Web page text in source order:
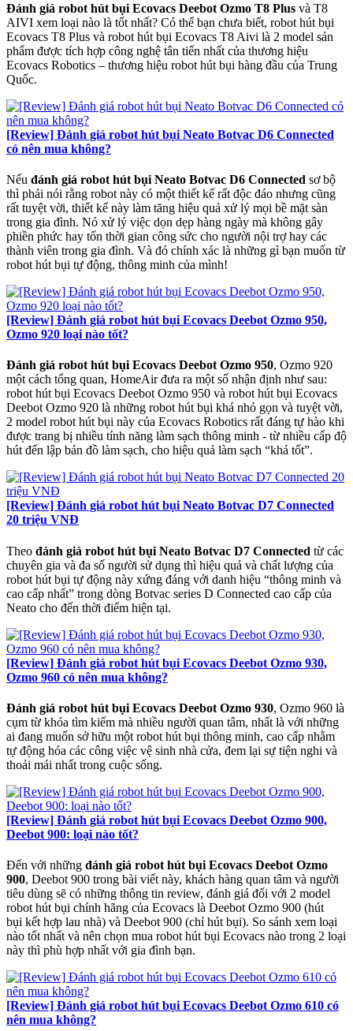
Đánh giá robot hút bụi Ecovacs Deebot Ozmo T8 Plus và T8
AIVI xem loại nào là tốt nhất? Có thể bạn chưa biết, robot hút bụi
Ecovacs T8 Plus và robot hút bụi Ecovacs T8 Aivi là 2 model sản
phẩm được tích hợp công nghệ tân tiến nhất của thương hiệu
Ecovacs Robotics – thương hiệu robot hút bụi hàng đầu của Trung
Quốc.
[Review] Đánh giá robot hút bụi Neato Botvac D6 Connected
có nên mua không?
Nếu đánh giá robot hút bụi Neato Botvac D6 Connected sơ bộ
thì phải nói rằng robot này có một thiết kế rất độc đáo nhưng cũng
rất tuyệt vời, thiết kế này làm tăng hiệu quả xử lý mọi bề mặt sàn
trong gia đình. Nó xử lý việc dọn dẹp hàng ngày mà không gây
phiền phức hay tốn thời gian công sức cho người nội trợ hay các
thành viên trong gia đình. Và đó chính xác là những gì bạn muốn từ
robot hút bụi tự động, thông minh của mình!
[Review] Đánh giá robot hút bụi Ecovacs Deebot Ozmo 950,
Ozmo 920 loại nào tốt?
Đánh giá robot hút bụi Ecovacs Deebot Ozmo 950, Ozmo 920
một cách tổng quan, HomeAir đưa ra một số nhận định như sau:
robot hút bụi Ecovacs Deebot Ozmo 950 và robot hút bụi Ecovacs
Deebot Ozmo 920 là những robot hút bụi khá nhỏ gọn và tuyệt vời,
2 model robot hút bụi này của Ecovacs Robotics rất đáng tự hào khi
được trang bị nhiều tính năng làm sạch thông minh - từ nhiều cấp độ
hút đến lập bản đồ làm sạch, cho hiệu quả làm sạch “khá tốt”.
[Review] Đánh giá robot hút bụi Neato Botvac D7 Connected
20 triệu VNĐ
Theo đánh giá robot hút bụi Neato Botvac D7 Connected từ các
chuyên gia và đa số người sử dụng thì hiệu quả và chất lượng của
robot hút bụi tự động này xứng đáng với danh hiệu “thông minh và
cao cấp nhất” trong dòng Botvac series D Connected cao cấp của
Neato cho đến thời điểm hiện tại.
[Review] Đánh giá robot hút bụi Ecovacs Deebot Ozmo 930,
Ozmo 960 có nên mua không?
Đánh giá robot hút bụi Ecovacs Deebot Ozmo 930, Ozmo 960 là
cụm từ khóa tìm kiếm mà nhiều người quan tâm, nhất là với những
ai đang muốn sở hữu một robot hút bụi thông minh, cao cấp nhằm
tự động hóa các công việc vệ sinh nhà cửa, đem lại sự tiện nghi và
thoải mái nhất trong cuộc sống.
[Review] Đánh giá robot hút bụi Ecovacs Deebot Ozmo 900,
Deebot 900: loại nào tốt?
Đến với những đánh giá robot hút bụi Ecovacs Deebot Ozmo
900, Deebot 900 trong bài viết này, khách hàng quan tâm và người
tiêu dùng sẽ có những thông tin review, đánh giá đối với 2 model
robot hút bụi chính hãng của Ecovacs là Deebot Ozmo 900 (hút
bụi kết hợp lau nhà) và Deebot 900 (chỉ hút bụi). So sánh xem loại
nào tốt nhất và nên chọn mua robot hút bụi Ecovacs nào trong 2 loại
này thì phù hợp nhất với gia đình bạn.
[Review] Đánh giá robot hút bụi Ecovacs Deebot Ozmo 610 có
nên mua không?